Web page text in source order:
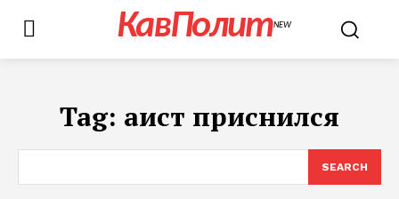
КавПолитNEW
Tag: аист приснился
SEARCH